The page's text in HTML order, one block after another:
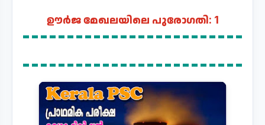
ഊർജ മേഖലയിലെ പുരോഗതി: 1